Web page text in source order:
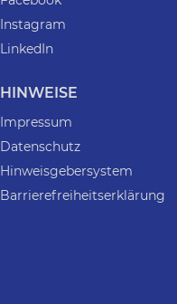
Instagram
LinkedIn
HINWEISE
Impressum
Datenschutz
Hinweisgebersystem
Barrierefreiheitserklärung